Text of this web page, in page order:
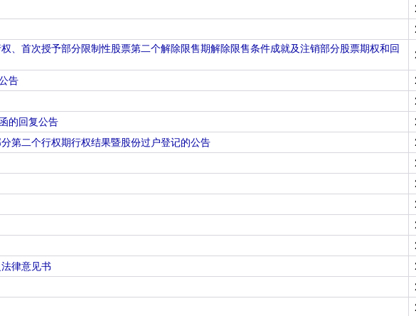
、首次授予部分限制性股票第二个解除限售期解除限售条件成就及注销部分股票期权和回
告
的回复公告
第二个行权期行权结果暨股份过户登记的公告
律意见书